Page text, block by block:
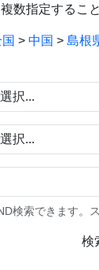
数指定するこ
> 中国 > 島根
検索できます。
検